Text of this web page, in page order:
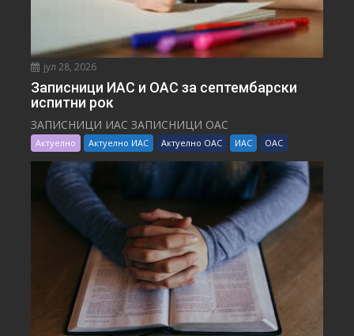
јул 28, 2026
Записници ИАС и ОАС за септембарски
испитни рок
ЗАПИСНИЦИ ИАС ЗАПИСНИЦИ ОАС
Актуелно Актуелно ИАС Актуелно ОАС ИАС ОАС